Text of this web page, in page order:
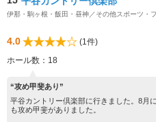
伊那・駒ヶ根・飯田・昼神／その他スポーツ・
4.0
(1件)
ホール数：18
“攻め甲斐あり”
平谷カントリー倶楽部に行きました。8月
も攻め甲斐がありました。